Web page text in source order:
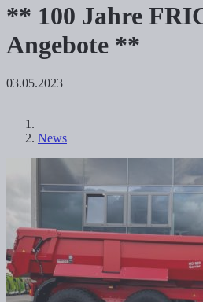
** 100 Jahre
Angebote **
03.05.2023
News